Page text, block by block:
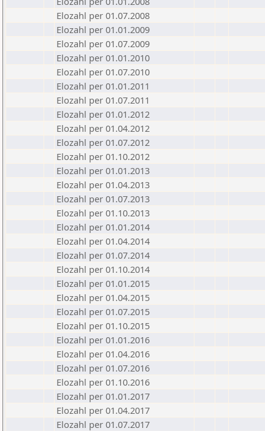
Elozahl per 01.07.2008
Elozahl per 01.01.2009
Elozahl per 01.07.2009
Elozahl per 01.01.2010
Elozahl per 01.07.2010
Elozahl per 01.01.2011
Elozahl per 01.07.2011
Elozahl per 01.01.2012
Elozahl per 01.04.2012
Elozahl per 01.07.2012
Elozahl per 01.10.2012
Elozahl per 01.01.2013
Elozahl per 01.04.2013
Elozahl per 01.07.2013
Elozahl per 01.10.2013
Elozahl per 01.01.2014
Elozahl per 01.04.2014
Elozahl per 01.07.2014
Elozahl per 01.10.2014
Elozahl per 01.01.2015
Elozahl per 01.04.2015
Elozahl per 01.07.2015
Elozahl per 01.10.2015
Elozahl per 01.01.2016
Elozahl per 01.04.2016
Elozahl per 01.07.2016
Elozahl per 01.10.2016
Elozahl per 01.01.2017
Elozahl per 01.04.2017
Elozahl per 01.07.2017